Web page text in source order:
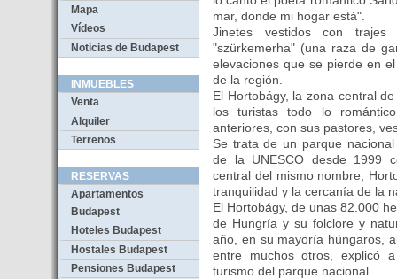
Mapa
Vídeos
Noticias de Budapest
INMUEBLES
Venta
Alquiler
Terrenos
RESERVAS
Apartamentos
Budapest
Hoteles Budapest
Hostales Budapest
Pensiones Budapest
mar, donde mi hogar está".
Jinetes vestidos con trajes
"szürkemerha" (una raza de
elevaciones que se pierde en
de la región.
El Hortobágy, la zona central
los turistas todo lo
anteriores, con sus pastores,
Se trata de un parque
de la UNESCO desde 1999
central del mismo nombre,
tranquilidad y la cercanía de la
El Hortobágy, de unas 82.000
de Hungría y su folclore y
año, en su mayoría húngaros,
entre muchos otros, explicó
turismo del parque nacional.